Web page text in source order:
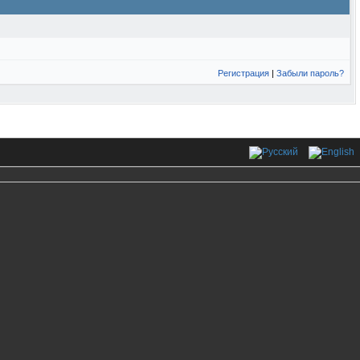
Регистрация | Забыли пароль?